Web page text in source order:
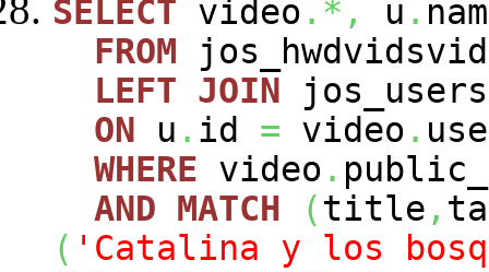
SELECT video .*, u .
FROM
LEFT JOIN
ON u . id = video .
WHERE video .
AND MATCH (title ,
( 'Catalina y los